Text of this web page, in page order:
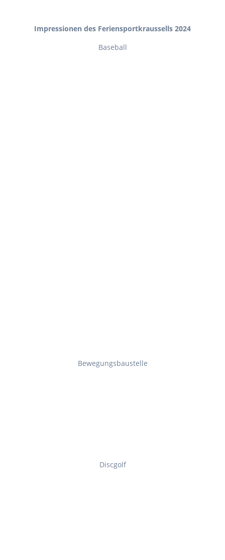
Impressionen des Feriensportkraussells 2024
Baseball
Bewegungsbaustelle
Discgolf